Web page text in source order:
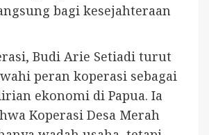
bagi kesejahteraan
Budi Arie Setiadi turut
peran koperasi sebagai
ekonomi di Papua. Ia
Koperasi Desa Merah